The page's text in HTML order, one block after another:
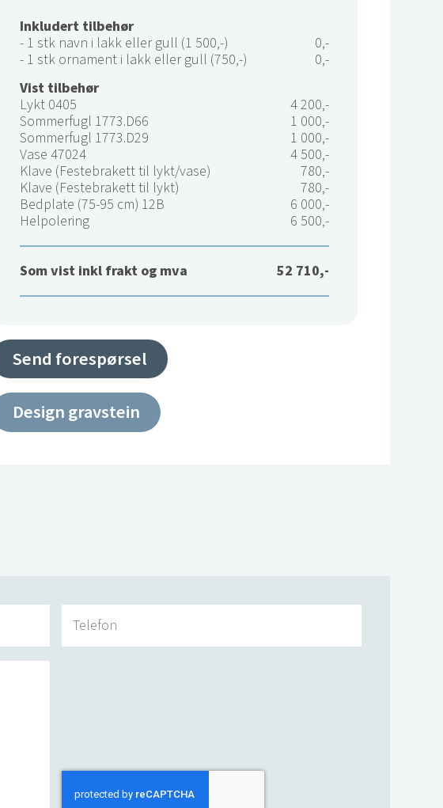
Inkludert tilbehør
- 1 stk navn i lakk eller gull (1 500,-)
0,-
- 1 stk ornament i lakk eller gull (750,-)
0,-
Vist tilbehør
Lykt 0405
4 200,-
Sommerfugl 1773.D66
1 000,-
Sommerfugl 1773.D29
1 000,-
Vase 47024
4 500,-
Klave (Festebrakett til lykt/vase)
780,-
Klave (Festebrakett til lykt)
780,-
Bedplate (75-95 cm) 12B
6 000,-
Helpolering
6 500,-
Som vist inkl frakt og mva 52 710,-
Send forespørsel
Design gravstein